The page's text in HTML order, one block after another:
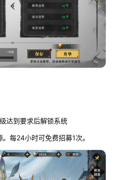
达到要求后解锁系统
每24小时可免费招募1次。